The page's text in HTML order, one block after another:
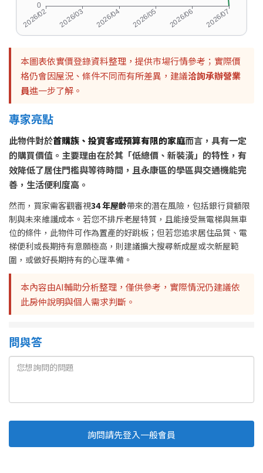
本圖表依實價登錄資料整理，提供市場行情參考；實際價
格仍會因屋況、條件不同而有所差異，建議洽詢承辦營業
員進一步了解。
專家亮點
此物件對於首購族、投資客或預算有限的家庭而言，具有一定
的購買價值。主要理由在於其「低總價、新裝潢」的特性，有
效降低了居住門檻與等待時間，且永康區的學區與交通機能完
善，生活便利度高。
然而，買家需客觀審視34 年屋齡帶來的潛在風險，包括銀行貸額限
制與未來維護成本。若您不排斥老屋特質，且能接受無電梯與無車
位的條件，此物件可作為置產的好跳板；但若您追求居住品質、電
梯便利或長期持有意願極高，則建議擴大搜尋新成屋或次新屋範
圍，或做好長期持有的心理準備。
本內容由AI輔助分析整理，僅供參考，實際情況仍建議依
此房仲說明與個人需求判斷。
問與答
詢問請先登入一般會員